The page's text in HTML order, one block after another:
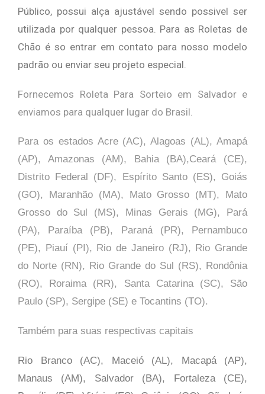
Público, possui alça ajustável sendo possivel ser
utilizada por qualquer pessoa. Para as Roletas de
Chão é so entrar em contato para nosso modelo
padrão ou enviar seu projeto especial.
Fornecemos Roleta Para Sorteio em Salvador e
enviamos para qualquer lugar do Brasil.
Para os estados Acre (AC), Alagoas (AL), Amapá
(AP), Amazonas (AM), Bahia (BA),Ceará (CE),
Distrito Federal (DF), Espírito Santo (ES), Goiás
(GO), Maranhão (MA), Mato Grosso (MT), Mato
Grosso do Sul (MS), Minas Gerais (MG), Pará
(PA), Paraíba (PB), Paraná (PR), Pernambuco
(PE), Piauí (PI), Rio de Janeiro (RJ), Rio Grande
do Norte (RN), Rio Grande do Sul (RS), Rondônia
(RO), Roraima (RR), Santa Catarina (SC), São
Paulo (SP), Sergipe (SE) e Tocantins (TO).
Também para suas respectivas capitais
Rio Branco (AC), Maceió (AL), Macapá (AP),
Manaus (AM), Salvador (BA), Fortaleza (CE),